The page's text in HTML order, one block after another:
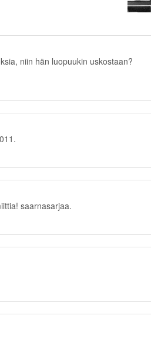
niin hän luopuukin uskostaan?
saarnasarjaa.